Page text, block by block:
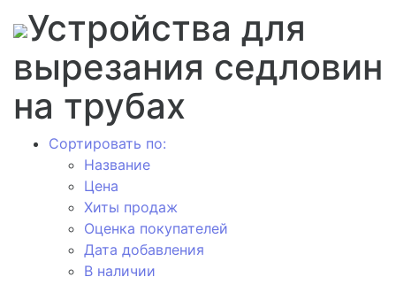
Устройства для
вырезания седловин
на трубаx
Сортировать по:
Название
Цена
Хиты продаж
Оценка покупателей
Дата добавления
В наличии